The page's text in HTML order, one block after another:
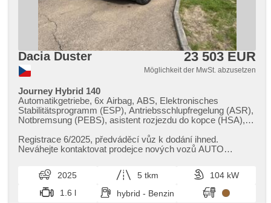
Dacia Duster 23 503 EUR
Möglichkeit der MwSt. abzusetzen
Journey Hybrid 140
Automatikgetriebe, 6x Airbag, ABS, Elektronisches
Stabilitätsprogramm (ESP), Antriebsschlupfregelung (ASR),
Notbremsung (PEBS), asistent rozjezdu do kopce (HSA),
Anzeige, Servolenkung, Klimaautomatik, Tempomat, LED
denní svícení, Alufelgen, erfüllt 'EURO VI', Bordcomputer,
štít, elektronická ruční brzda, Navigation, parkovací senzory
přední, parkovací senzory zadní, 360° monitorovací systém
(AVM), Fahrkamera, bezklíčové startování, bezklíčové
odemykání, Lichtsensor, Scheibenwischersensor, Lenkrad
Registrace 6/2025,​ předváděcí vůz k dodání ihned.
Neváhejte kontaktovat prodejce nových vozů AUTO
2025 5 tkm
104 kW
1.6 l
hybrid - Benzin